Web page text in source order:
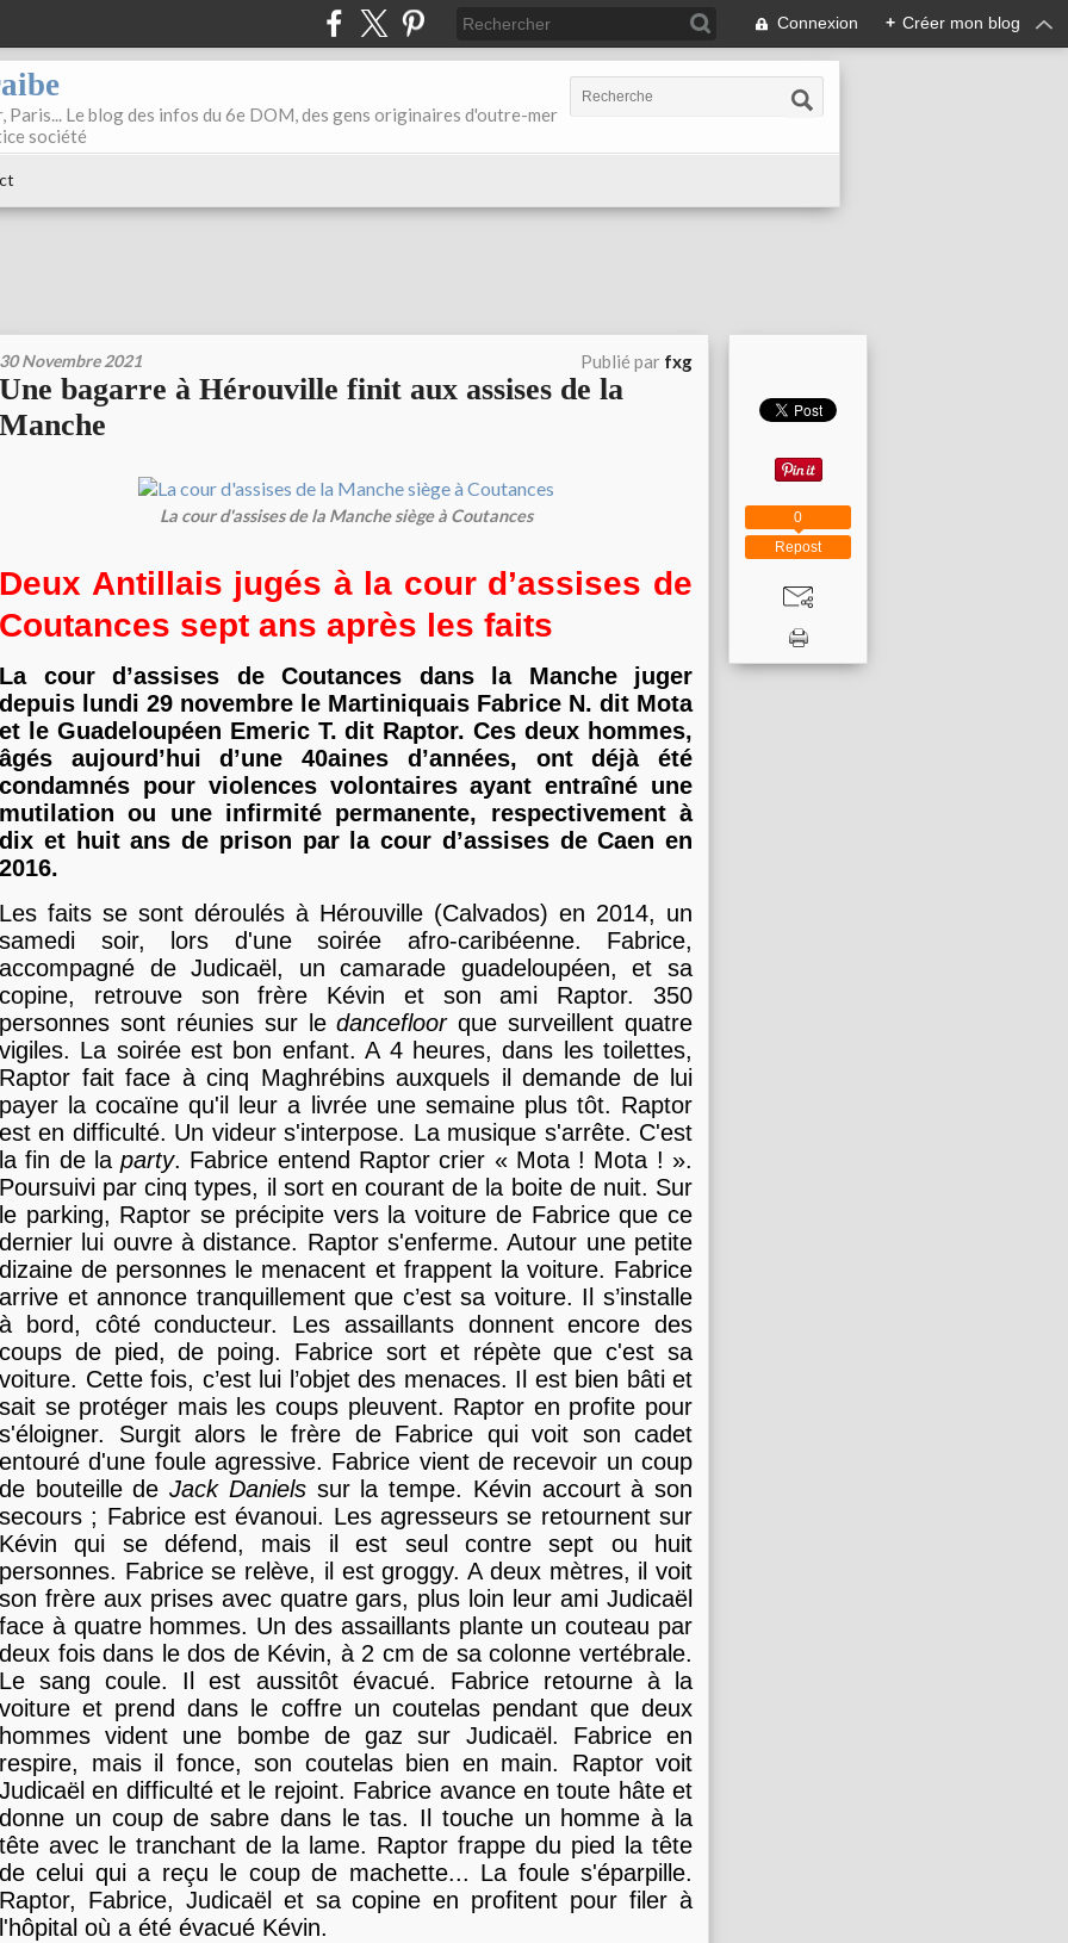
Connexion + Créer mon blog
Paris... Le blog des infos du 6e DOM, des gens originaires d'outre-mer
société
30 Novembre 2021 Publié par fxg
Une bagarre à Hérouville finit aux assises de la
Manche
La cour d'assises de la Manche siège à Coutances
Deux Antillais jugés à la cour d’assises de
Coutances sept ans après les faits
La cour d’assises de Coutances dans la Manche juger
depuis lundi 29 novembre le Martiniquais Fabrice N. dit Mota
et le Guadeloupéen Emeric T. dit Raptor. Ces deux hommes,
âgés aujourd’hui d’une 40aines d’années, ont déjà été
condamnés pour violences volontaires ayant entraîné une
mutilation ou une infirmité permanente, respectivement à
dix et huit ans de prison par la cour d’assises de Caen en
2016.
Les faits se sont déroulés à Hérouville (Calvados) en 2014, un
samedi soir, lors d'une soirée afro-caribéenne. Fabrice,
accompagné de Judicaël, un camarade guadeloupéen, et sa
copine, retrouve son frère Kévin et son ami Raptor. 350
personnes sont réunies sur ledancefloorque surveillent quatre
vigiles. La soirée est bon enfant. A 4 heures, dans les toilettes,
Raptor fait face à cinq Maghrébins auxquels il demande de lui
payer la cocaïne qu'il leur a livrée une semaine plus tôt. Raptor
est en difficulté. Un videur s'interpose. La musique s'arrête. C'est
la fin de laparty. Fabrice entend Raptor crier « Mota ! Mota ! ».
Poursuivi par cinq types, il sort en courant de la boite de nuit. Sur
le parking, Raptor se précipite vers la voiture de Fabrice que ce
dernier lui ouvre à distance. Raptor s'enferme. Autour une petite
dizaine de personnes le menacent et frappent la voiture. Fabrice
arrive et annonce tranquillement que c’est sa voiture. Il s’installe
à bord, côté conducteur. Les assaillants donnent encore des
coups de pied, de poing. Fabrice sort et répète que c'est sa
voiture. Cette fois, c’est lui l’objet des menaces. Il est bien bâti et
sait se protéger mais les coups pleuvent. Raptor en profite pour
s'éloigner. Surgit alors le frère de Fabrice qui voit son cadet
entouré d'une foule agressive. Fabrice vient de recevoir un coup
de bouteille deJack Danielssur la tempe. Kévin accourt à son
secours ; Fabrice est évanoui. Les agresseurs se retournent sur
Kévin qui se défend, mais il est seul contre sept ou huit
personnes. Fabrice se relève, il est groggy. A deux mètres, il voit
son frère aux prises avec quatre gars, plus loin leur ami Judicaël
face à quatre hommes. Un des assaillants plante un couteau par
deux fois dans le dos de Kévin, à 2 cm de sa colonne vertébrale.
Le sang coule. Il est aussitôt évacué. Fabrice retourne à la
voiture et prend dans le coffre un coutelas pendant que deux
hommes vident une bombe de gaz sur Judicaël. Fabrice en
respire, mais il fonce, son coutelas bien en main. Raptor voit
Judicaël en difficulté et le rejoint. Fabrice avance en toute hâte et
donne un coup de sabre dans le tas. Il touche un homme à la
tête avec le tranchant de la lame. Raptor frappe du pied la tête
de celui qui a reçu le coup de machette... La foule s'éparpille.
Raptor, Fabrice, Judicaël et sa copine en profitent pour filer à
l'hôpital où a été évacué Kévin.
Repost
0